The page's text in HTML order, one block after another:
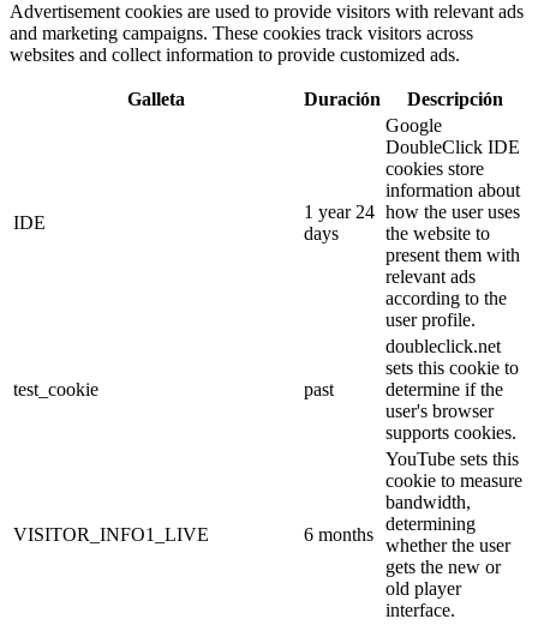
Advertisement cookies are used to provide visitors with relevant ads
and marketing campaigns. These cookies track visitors across
websites and collect information to provide customized ads.
Galleta Duración Descripción
IDE
1 year 24
days
Google
DoubleClick IDE
cookies store
information about
how the user uses
the website to
present them with
relevant ads
according to the
user profile.
test_cookie past
doubleclick.net
sets this cookie to
determine if the
user's browser
supports cookies.
VISITOR_INFO1_LIVE 6 months
YouTube sets this
cookie to measure
bandwidth,
determining
whether the user
gets the new or
old player
interface.